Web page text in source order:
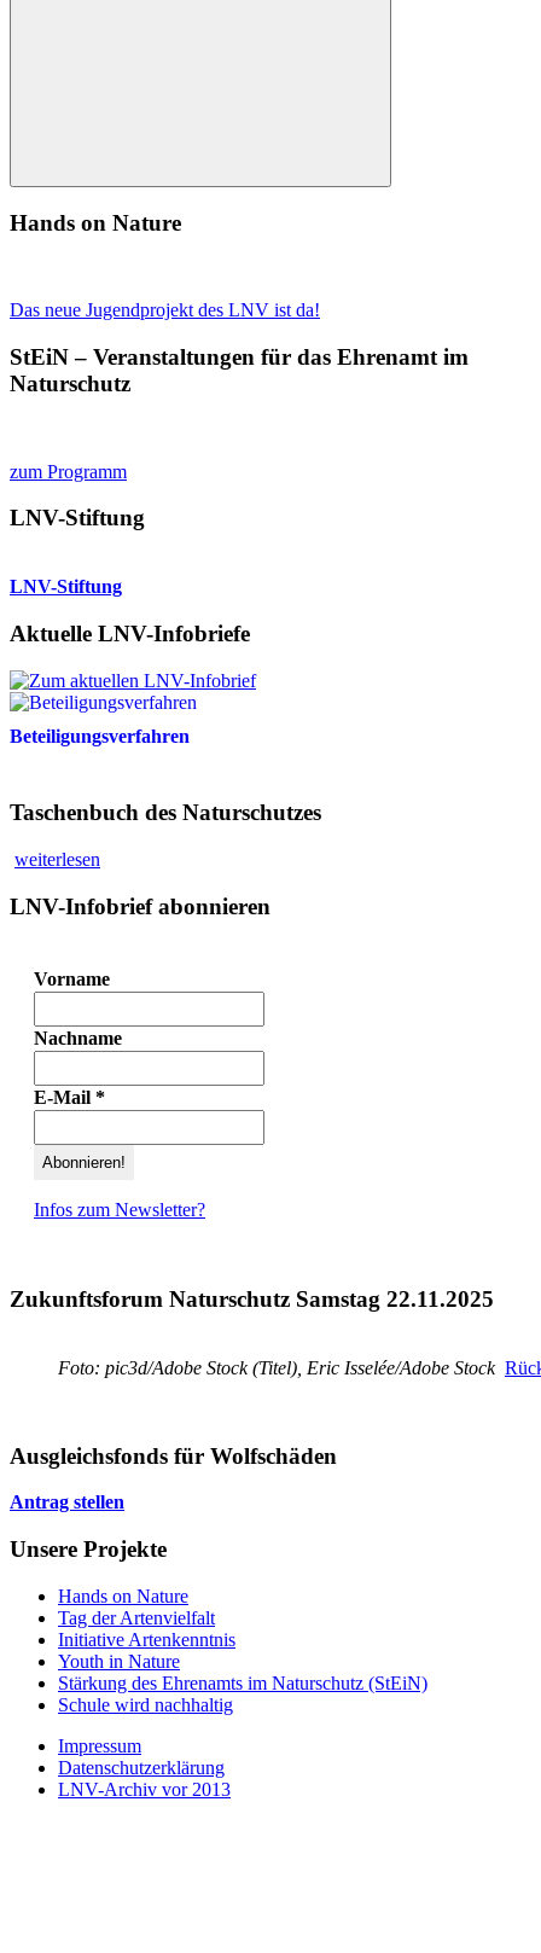
Suchen
Hands on Nature
Das neue Jugendprojekt des LNV ist da!
StEiN – Veranstaltungen für das Ehrenamt im
Naturschutz
zum Programm
LNV-Stiftung
LNV-Stiftung
Aktuelle LNV-Infobriefe
Beteiligungsverfahren
Taschenbuch des Naturschutzes
weiterlesen
LNV-Infobrief abonnieren
Vorname
Nachname
E-Mail *
Infos zum Newsletter?
Zukunftsforum Naturschutz Samstag 22.11.2025
Foto: pic3d/Adobe Stock (Titel), Eric Isselée/Adobe Stock
Ausgleichsfonds für Wolfschäden
Antrag stellen
Unsere Projekte
Hands on Nature
Tag der Artenvielfalt
Initiative Artenkenntnis
Youth in Nature
Stärkung des Ehrenamts im Naturschutz (StEiN)
Schule wird nachhaltig
Impressum
Datenschutzerklärung
LNV-Archiv vor 2013